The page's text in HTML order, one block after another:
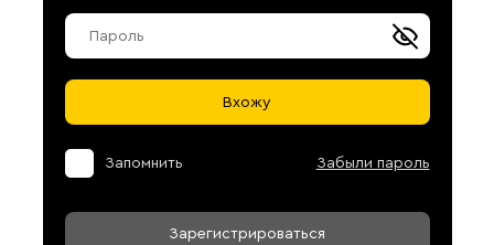
Вхожу
Запомнить Забыли пароль
Зарегистрироваться